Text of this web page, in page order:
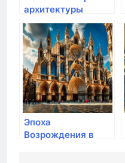
архитектуры
Возрождения
Эпоха
Возрождения в